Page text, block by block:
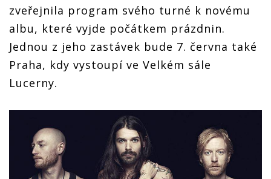
zveřejnila program svého turné k novému
albu, které vyjde počátkem prázdnin.
Jednou z jeho zastávek bude 7. června také
Praha, kdy vystoupí ve Velkém sále
Lucerny.